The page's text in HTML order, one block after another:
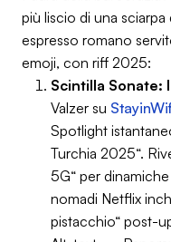
più liscio di una
espresso romano
emoji, con riff 2025:
Scintilla Sonate:
Valzer su
Spotlight
Turchia 2025“.
5G“ per
nomadi Netflix
pistacchio“ post-